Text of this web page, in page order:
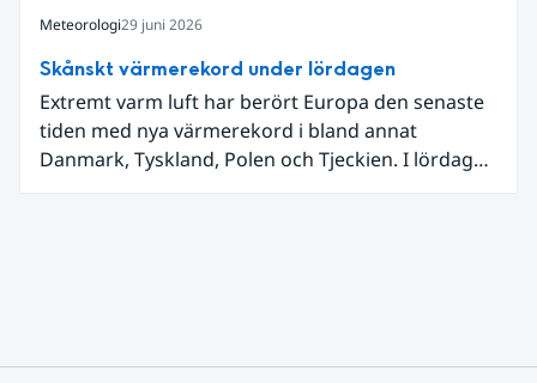
Meteorologi29 juni 2026
Skånskt värmerekord under lördagen
Extremt varm luft har berört Europa den senaste
tiden med nya värmerekord i bland annat
Danmark, Tyskland, Polen och Tjeckien. I lördags